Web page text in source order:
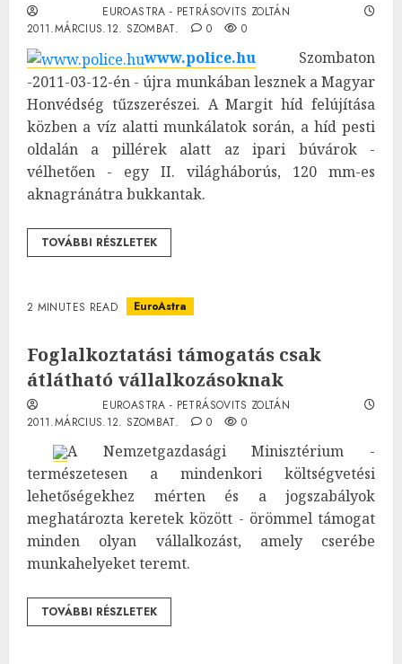
EUROASTRA - PETRÁSOVITS ZOLTÁN
2011.MÁRCIUS.12. SZOMBAT.
0 0
www.police.hu
Szombaton
-2011-03-12-én - újra munkában lesznek a Magyar
Honvédség tűzszerészei. A Margit híd felújítása
közben a víz alatti munkálatok során, a híd pesti
oldalán a pillérek alatt az ipari búvárok -
vélhetően - egy II. világháborús, 120 mm-es
aknagránátra bukkantak.
TOVÁBBI RÉSZLETEK
2 MINUTES READ EuroAstra
Foglalkoztatási támogatás csak
átlátható vállalkozásoknak
EUROASTRA - PETRÁSOVITS ZOLTÁN
2011.MÁRCIUS.12. SZOMBAT.
0 0
A Nemzetgazdasági Minisztérium -
természetesen a mindenkori költségvetési
lehetőségekhez mérten és a jogszabályok
meghatározta keretek között - örömmel támogat
minden olyan vállalkozást, amely cserébe
munkahelyeket teremt.
TOVÁBBI RÉSZLETEK